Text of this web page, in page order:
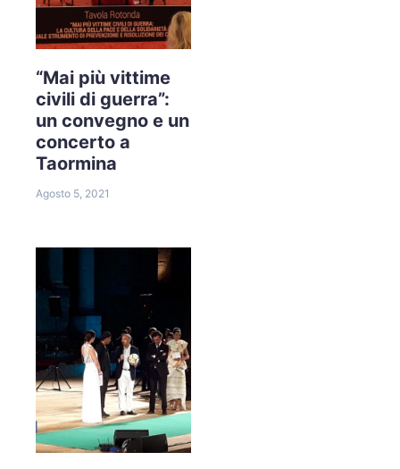
“Mai più vittime
civili di guerra”:
un convegno e un
concerto a
Taormina
Agosto 5, 2021